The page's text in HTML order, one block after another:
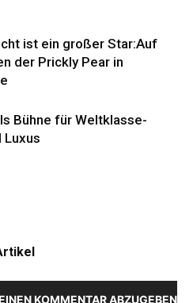
ist ein großer Star:Auf
der Prickly Pear in
Bühne für Weltklasse-
Luxus
KOMMENTAR ABZUGEBEN